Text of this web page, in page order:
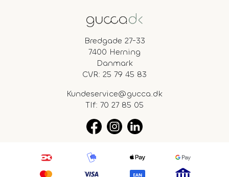
Bredgade 27-33
7400 Herning
Danmark
CVR: 25 79 45 83
Kundeservice@gucca.dk
Tlf: 70 27 85 05